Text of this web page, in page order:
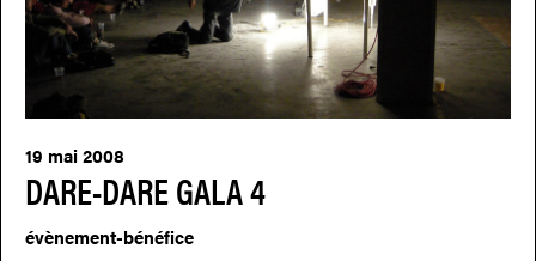
DARE-DARE GALA 4
19 mai 2008
évènement-bénéfice